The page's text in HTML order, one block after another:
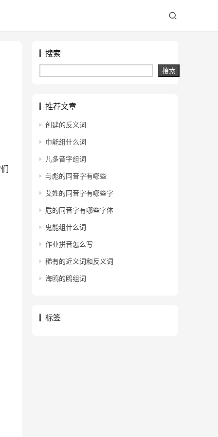
搜索
搜索
推荐文章
创建的反义词
巾能组什么词
儿多音字组词
与彪的同音字有哪些
艾姓的同音字有哪些字
卮的同音字有哪些字体
鬼能组什么词
作业拼音怎么写
稀有的近义词和反义词
海鸥的鸥组词
标签